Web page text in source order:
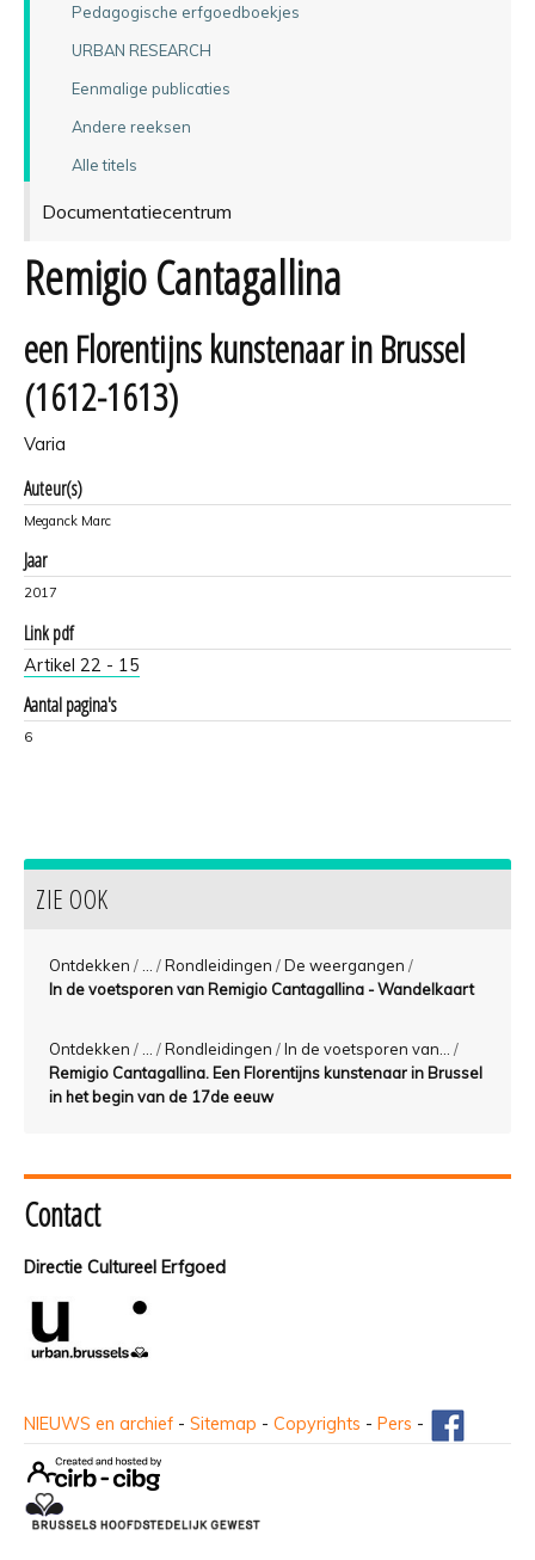
Pedagogische erfgoedboekjes
URBAN RESEARCH
Eenmalige publicaties
Andere reeksen
Alle titels
Documentatiecentrum
Remigio Cantagallina
een Florentijns kunstenaar in Brussel
(1612-1613)
Varia
Auteur(s)
Meganck Marc
Jaar
2017
Link pdf
Artikel 22 - 15
Aantal pagina's
6
ZIE OOK
Ontdekken / .../Rondleidingen /De weergangen /
In de voetsporen van Remigio Cantagallina - Wandelkaart
Ontdekken / .../Rondleidingen /In de voetsporen van... /
Remigio Cantagallina. Een Florentijns kunstenaar in Brussel
in het begin van de 17de eeuw
Contact
Directie Cultureel Erfgoed
NIEUWS en archief - Sitemap - Copyrights - Pers -